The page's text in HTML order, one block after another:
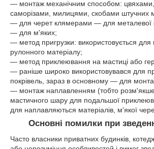
— монтаж механічним способом:
саморізами, милицями, скобами штучних
— для черет клямерами — для металевої
— для м'яких;
— метод пригрузки: використовується для
рулонного матеріалу;
— метод приклеювання на мастиці або
— раніше широко використовувався для
покрівель, зараз в основному — для
— монтаж наплавленням (тобто
мастичного шару для подальшої
для наплавляються матеріалів, м'якої
Основні помилки при
Часто власники приватних будинків,